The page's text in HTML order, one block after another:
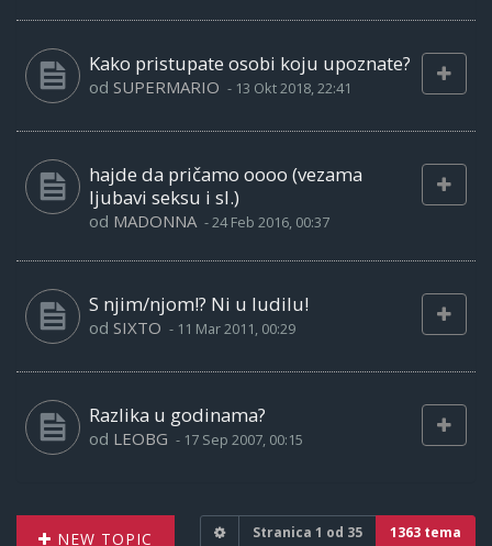
Kako pristupate osobi koju upoznate?
od SUPERMARIO - 13 Okt 2018, 22:41
hajde da pričamo oooo (vezama
ljubavi seksu i sl.)
od MADONNA -24 Feb 2016, 00:37
S njim/njom!? Ni u ludilu!
od SIXTO - 11 Mar 2011, 00:29
Razlika u godinama?
od LEOBG - 17 Sep 2007, 00:15
NEW TOPIC Stranica 1 od 35 1363 tema